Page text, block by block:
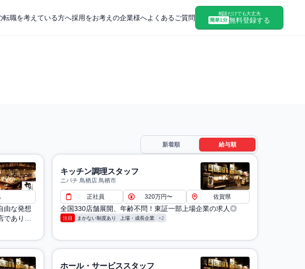
転職を考えている方へ採用をお考えの企業様へよくあるご質問
相談だけでも大丈夫
簡単1分 無料登録する
新着順 給与順
由な発想
ありな
キッチン調理スタッフ
ニパチ 鳥栖店 鳥栖市
正社員 320万円〜 佐賀県
全国330店舗展開、年齢不問！東証一部上場企業の求人◎
注目 まかない制度あり 上場・成長企業 +2
ホール・サービススタッフ